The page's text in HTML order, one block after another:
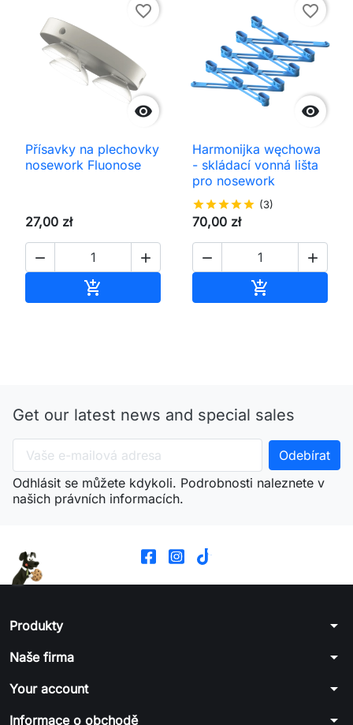

favorite_border
Přísavky na plechovky
nosework Fluonose
27,00 zł
 


favorite_border
Harmonijka węchowa
- skládací vonná lišta
pro nosework
starstarstarstarstar (3)
70,00 zł
 

Get our latest news and special sales
Odhlásit se můžete kdykoli. Podrobnosti naleznete v
našich právních informacích.
Produkty arrow_drop_down
Naše firma arrow_drop_down
Your account arrow_drop_down
Informace o obchodě arrow_drop_down